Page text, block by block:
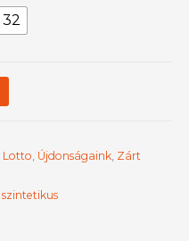
32
Lotto, Újdonságaink, Zárt
szintetikus